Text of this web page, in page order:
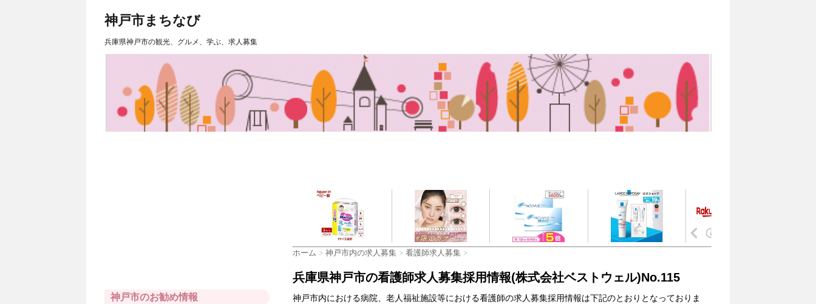
神戸市まちなび
兵庫県神戸市の観光、グルメ、学ぶ、求人募集
ホーム > 神戸市内の求人募集 > 看護師求人募集 >
兵庫県神戸市の看護師求人募集採用情報(株式会社ベストウェル)No.115
神戸市内における病院、老人福祉施設等における看護師の求人募集採用情報は下記のとおりとなっておりま
神戸市のお勧め情報